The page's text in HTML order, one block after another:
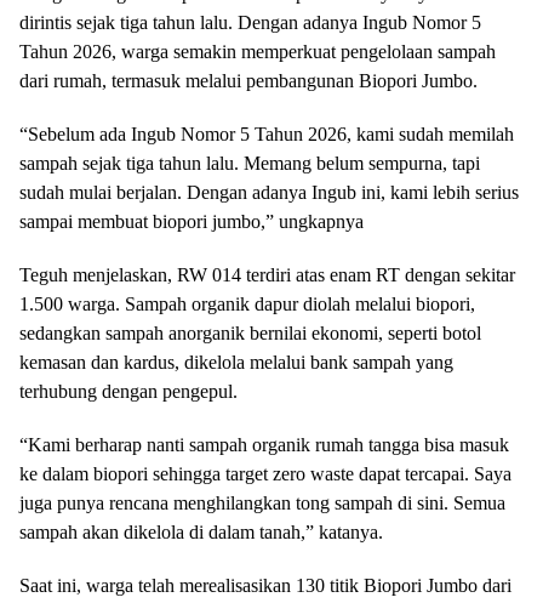
dirintis sejak tiga tahun lalu. Dengan adanya Ingub Nomor 5
Tahun 2026, warga semakin memperkuat pengelolaan sampah
dari rumah, termasuk melalui pembangunan Biopori Jumbo.
“Sebelum ada Ingub Nomor 5 Tahun 2026, kami sudah memilah
sampah sejak tiga tahun lalu. Memang belum sempurna, tapi
sudah mulai berjalan. Dengan adanya Ingub ini, kami lebih serius
sampai membuat biopori jumbo,” ungkapnya
Teguh menjelaskan, RW 014 terdiri atas enam RT dengan sekitar
1.500 warga. Sampah organik dapur diolah melalui biopori,
sedangkan sampah anorganik bernilai ekonomi, seperti botol
kemasan dan kardus, dikelola melalui bank sampah yang
terhubung dengan pengepul.
“Kami berharap nanti sampah organik rumah tangga bisa masuk
ke dalam biopori sehingga target zero waste dapat tercapai. Saya
juga punya rencana menghilangkan tong sampah di sini. Semua
sampah akan dikelola di dalam tanah,” katanya.
Saat ini, warga telah merealisasikan 130 titik Biopori Jumbo dari